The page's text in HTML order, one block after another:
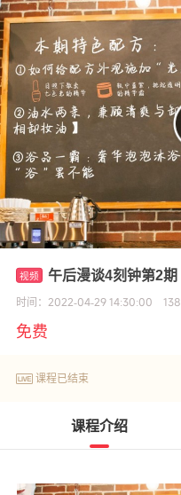
午后漫谈4刻钟第2期
时间： 2022-04-29 14:30:00 138
免费
课程已结束
课程介绍